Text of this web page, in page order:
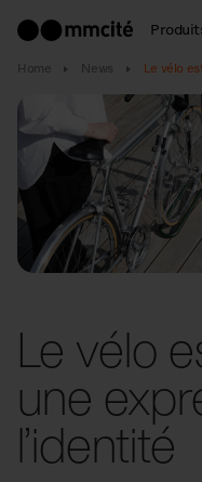
Home News Le vélo
Le vélo
une
l’identité